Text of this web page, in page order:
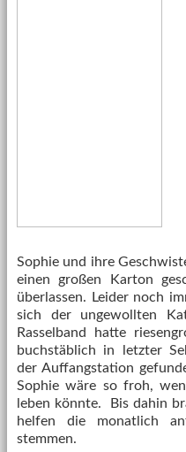
Sophie und ihre
einen großen Karton
überlassen. Leider noch
sich der ungewollten
Rasselband hatte
buchstäblich in letzter
der Auffangstation
Sophie wäre so froh,
leben könnte. Bis dahin
helfen die monatlich
stemmen.